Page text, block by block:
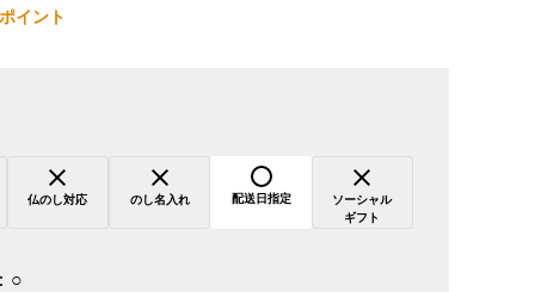
ポイント
仏のし対応 のし名入れ 配送日指定
ソーシャル
ギフト
○